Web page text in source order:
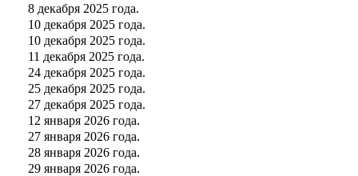
8 декабря 2025 года.
10 декабря 2025 года.
10 декабря 2025 года.
11 декабря 2025 года.
24 декабря 2025 года.
25 декабря 2025 года.
27 декабря 2025 года.
12 января 2026 года.
27 января 2026 года.
28 января 2026 года.
29 января 2026 года.